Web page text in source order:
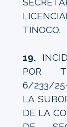
TINOCO.
19.
POR
6/233/25-
LA
DE LA